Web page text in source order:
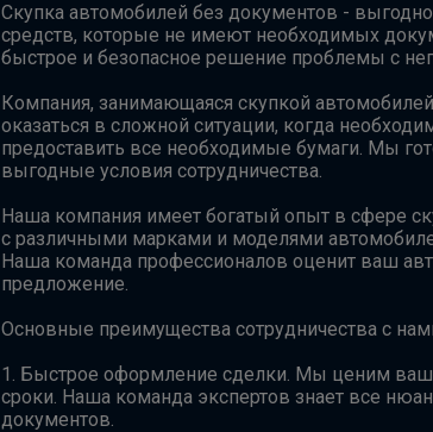
Скупка автомобилей без документов -
средств, которые не имеют необходимых
быстрое и безопасное решение проблемы с
Компания, занимающаяся скупкой
оказаться в сложной ситуации, когда
предоставить все необходимые бумаги. Мы
выгодные условия сотрудничества.
Наша компания имеет богатый опыт в сфере
с различными марками и моделями
Наша команда профессионалов оценит ваш
предложение.
Основные преимущества сотрудничества с
1. Быстрое оформление сделки. Мы ценим
сроки. Наша команда экспертов знает все
документов.